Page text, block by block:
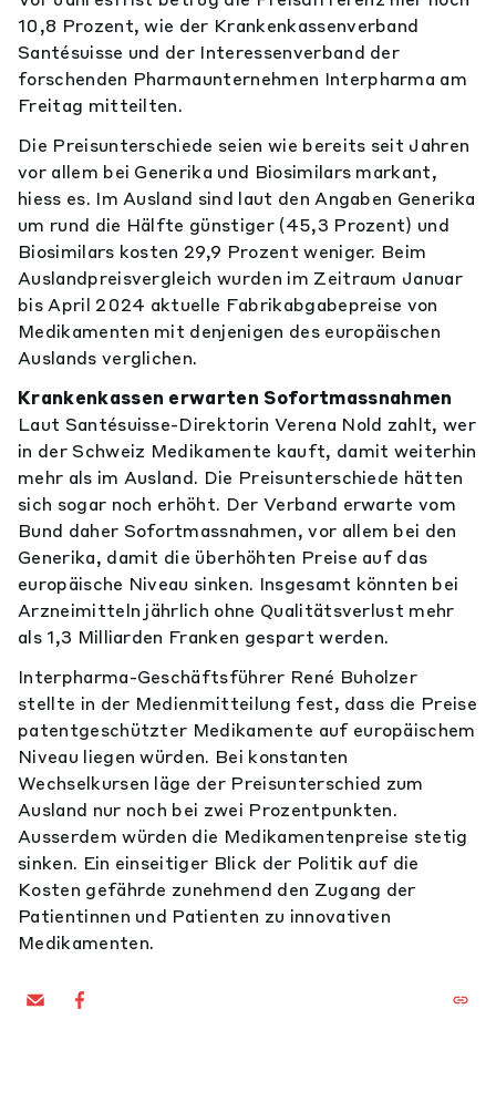
10,8 Prozent, wie der Krankenkassenverband
Santésuisse und der Interessenverband der
forschenden Pharmaunternehmen Interpharma am
Freitag mitteilten.
Die Preisunterschiede seien wie bereits seit Jahren
vor allem bei Generika und Biosimilars markant,
hiess es. Im Ausland sind laut den Angaben Generika
um rund die Hälfte günstiger (45,3 Prozent) und
Biosimilars kosten 29,9 Prozent weniger. Beim
Auslandpreisvergleich wurden im Zeitraum Januar
bis April 2024 aktuelle Fabrikabgabepreise von
Medikamenten mit denjenigen des europäischen
Auslands verglichen.
Krankenkassen erwarten Sofortmassnahmen
Laut Santésuisse-Direktorin Verena Nold zahlt, wer
in der Schweiz Medikamente kauft, damit weiterhin
mehr als im Ausland. Die Preisunterschiede hätten
sich sogar noch erhöht. Der Verband erwarte vom
Bund daher Sofortmassnahmen, vor allem bei den
Generika, damit die überhöhten Preise auf das
europäische Niveau sinken. Insgesamt könnten bei
Arzneimitteln jährlich ohne Qualitätsverlust mehr
als 1,3 Milliarden Franken gespart werden.
Interpharma-Geschäftsführer René Buholzer
stellte in der Medienmitteilung fest, dass die Preise
patentgeschützter Medikamente auf europäischem
Niveau liegen würden. Bei konstanten
Wechselkursen läge der Preisunterschied zum
Ausland nur noch bei zwei Prozentpunkten.
Ausserdem würden die Medikamentenpreise stetig
sinken. Ein einseitiger Blick der Politik auf die
Kosten gefährde zunehmend den Zugang der
Patientinnen und Patienten zu innovativen
Medikamenten.